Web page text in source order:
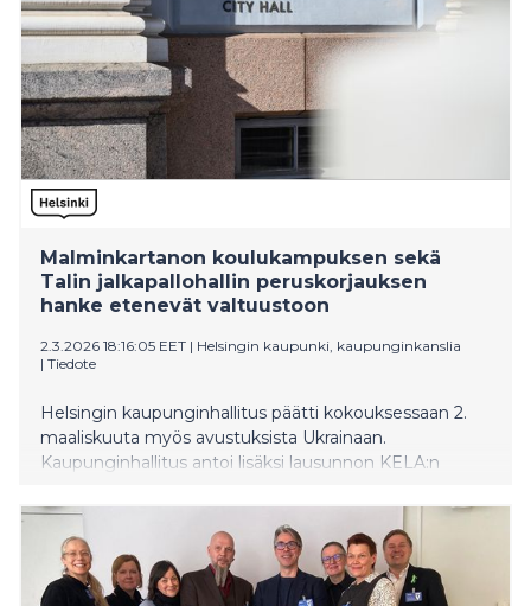
Malminkartanon koulukampuksen sekä
Talin jalkapallohallin peruskorjauksen
hanke etenevät valtuustoon
2.3.2026 18:16:05 EET | Helsingin kaupunki, kaupunginkanslia
| Tiedote
Helsingin kaupunginhallitus päätti kokouksessaan 2.
maaliskuuta myös avustuksista Ukrainaan.
Kaupunginhallitus antoi lisäksi lausunnon KELA:n